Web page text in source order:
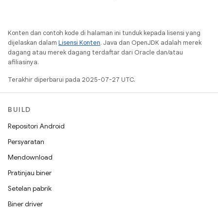
Konten dan contoh kode di halaman ini tunduk kepada lisensi yang
dijelaskan dalam Lisensi Konten. Java dan OpenJDK adalah merek
dagang atau merek dagang terdaftar dari Oracle dan/atau
afiliasinya.
Terakhir diperbarui pada 2025-07-27 UTC.
BUILD
Repositori Android
Persyaratan
Mendownload
Pratinjau biner
Setelan pabrik
Biner driver